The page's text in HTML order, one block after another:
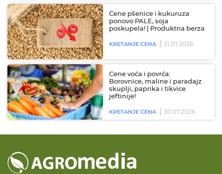
Cene pšenice i kukuruza
ponovo PALE, soja
poskupela! | Produktna berza
KRETANJE CENA 31.07.2026
Cene voća i povrća:
Borovnice, maline i paradajz
skuplji, paprika i tikvice
jeftinije!
KRETANJE CENA 30.07.2026